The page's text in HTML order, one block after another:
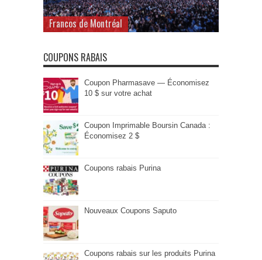
Francos de Montréal
COUPONS RABAIS
Coupon Pharmasave — Économisez
10 $ sur votre achat
Coupon Imprimable Boursin Canada :
Économisez 2 $
Coupons rabais Purina
Nouveaux Coupons Saputo
Coupons rabais sur les produits Purina